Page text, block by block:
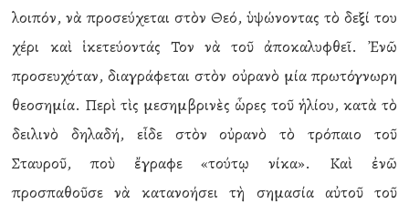
λοιπόν, νὰ προσεύχεται στὸν Θεό, ὑψώνοντας τὸ δεξί του
χέρι καὶ ἱκετεύοντάς Τον νὰ τοῦ ἀποκαλυφθεῖ. Ἐνῶ
προσευχόταν, διαγράφεται στὸν οὐρανὸ μία πρωτόγνωρη
θεοσημία. Περὶ τὶς μεσημβρινὲς ὧρες τοῦ ἡλίου, κατὰ τὸ
δειλινὸ δηλαδή, εἶδε στὸν οὐρανὸ τὸ τρόπαιο τοῦ
Σταυροῦ, ποὺ ἔγραφε «τούτῳ νίκα». Καὶ ἐνῶ
προσπαθοῦσε νὰ κατανοήσει τὴ σημασία αὐτοῦ τοῦ